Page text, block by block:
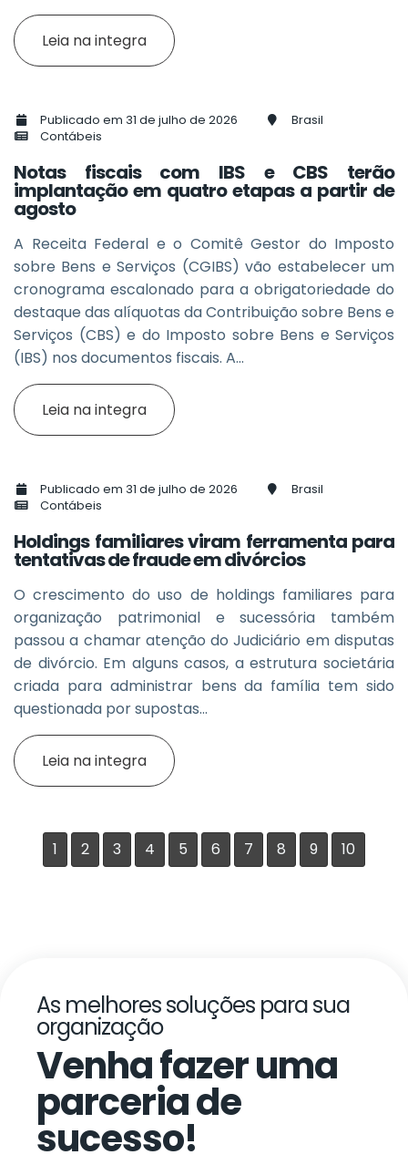
Leia na integra
Publicado em 31 de julho de 2026
Brasil
Contábeis
Notas fiscais com IBS e CBS terão
implantação em quatro etapas a partir de
agosto
A Receita Federal e o Comitê Gestor do Imposto
sobre Bens e Serviços (CGIBS) vão estabelecer um
cronograma escalonado para a obrigatoriedade do
destaque das alíquotas da Contribuição sobre Bens e
Serviços (CBS) e do Imposto sobre Bens e Serviços
(IBS) nos documentos fiscais. A...
Leia na integra
Publicado em 31 de julho de 2026
Brasil
Contábeis
Holdings familiares viram ferramenta para
tentativas de fraude em divórcios
O crescimento do uso de holdings familiares para
organização patrimonial e sucessória também
passou a chamar atenção do Judiciário em disputas
de divórcio. Em alguns casos, a estrutura societária
criada para administrar bens da família tem sido
questionada por supostas...
Leia na integra
1 2 3 4 5 6 7 8 9 10
As melhores soluções para sua
organização
Venha fazer uma
parceria de
sucesso!